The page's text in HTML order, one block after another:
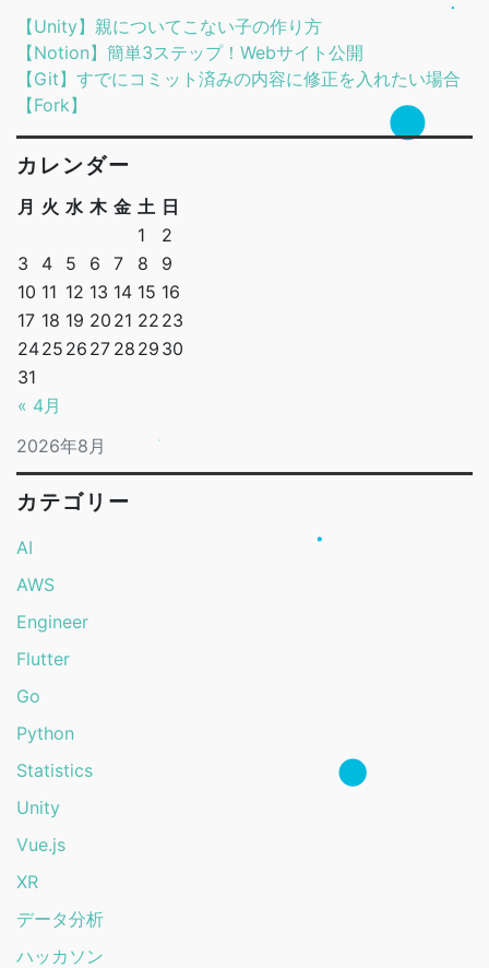
【Unity】親についてこない子の作り方
【Notion】簡単3ステップ！Webサイト公開
【Git】すでにコミット済みの内容に修正を入れたい場合
【Fork】
カレンダー
2026年8月
月 火 水 木 金 土 日
« 4月
1
2
3
4 5 6 7 8
9
10 11 12 13 14 15 16
17 18 19 20 21 22 23
2425 26 27 28 29 30
31
カテゴリー
AI
AWS
Engineer
Flutter
Go
Python
Statistics
Unity
Vue.js
XR
データ分析
ハッカソン